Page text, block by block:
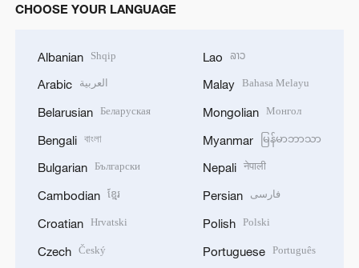
CHOOSE YOUR LANGUAGE
Albanian Shqip
Arabic العربية
Belarusian Беларуская
Bengali বাংলা
Bulgarian Български
Cambodian ខ្មែរ
Croatian Hrvatski
Czech Český
Lao ລາວ
Malay Bahasa Melayu
Mongolian Монгол
Myanmar မြန်မာဘာသာ
Nepali नेपाली
Persian فارسی
Polish Polski
Portuguese Português